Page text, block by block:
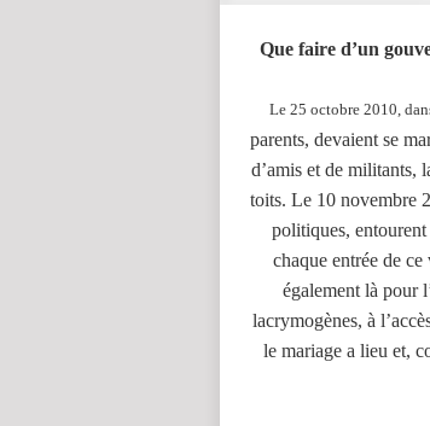
Que faire d’un
Le 25 octobre 2010,
parents, devaient se
d’amis et de militants,
toits. Le 10 novembre
politiques,
chaque entrée de
également là pour
lacrymogènes, à
le mariage a lieu et,